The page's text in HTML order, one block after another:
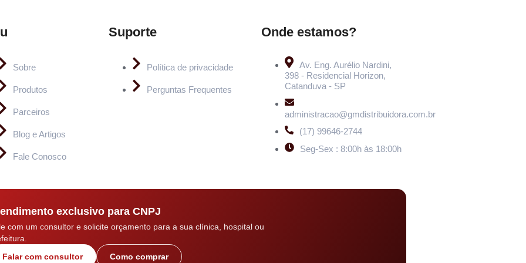
Sobre
Produtos
Parceiros
Blog e Artigos
Fale Conosco
Suporte
Política de privacidade
Perguntas Frequentes
Onde estamos?
Av. Eng. Aurélio Nardini,
398 - Residencial Horizon,
Catanduva - SP
administracao@gmdistribuidora.com.br
(17) 99646-2744
Seg-Sex : 8:00h às 18:00h
exclusivo para CNPJ
com um consultor e solicite orçamento para a sua clínica, hospital ou
Falar com consultor
Como comprar